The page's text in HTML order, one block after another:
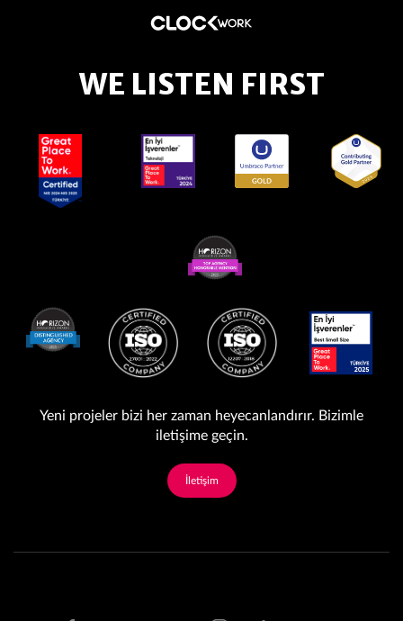
WE LISTEN FIRST
Yeni projeler bizi her zaman heyecanlandırır. Bizimle
iletişime geçin.
İletişim